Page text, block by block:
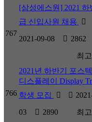
767
[삼성에스원] 2021 하
급 신입사원 채용
2021-09-08 2862
최
766
2021년 하반기 포스
디스플레이 Display
학생 모집
03 2890 최